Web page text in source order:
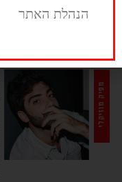
הנהלת האתר